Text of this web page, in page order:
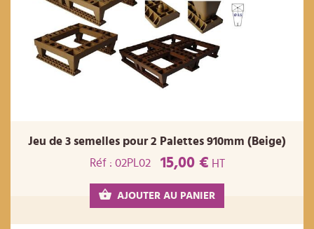
Jeu de 3 semelles pour 2 Palettes 910mm (Beige)
Réf : 02PL02
15,00 € HT
AJOUTER AU PANIER